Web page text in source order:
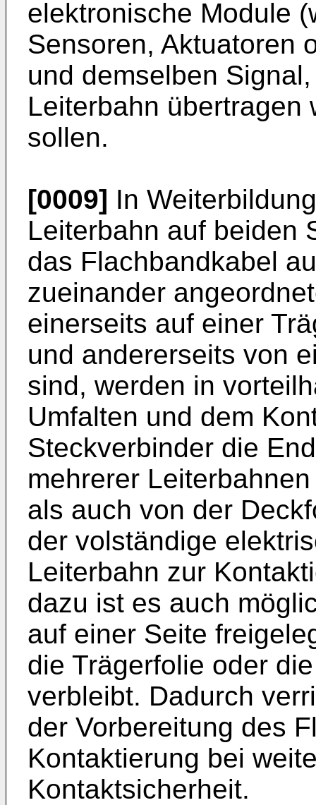
elektronische Module
Sensoren, Aktuatoren
und demselben
Leiterbahn übertragen
sollen.
[0009] In
Leiterbahn auf beiden
das Flachbandkabel
zueinander
einerseits auf einer
und andererseits von
sind, werden in
Umfalten und dem
Steckverbinder die
mehrerer
als auch von der
der volständige
Leiterbahn zur
dazu ist es auch
auf einer Seite
die Trägerfolie oder
verbleibt. Dadurch
der Vorbereitung des
Kontaktierung bei
Kontaktsicherheit.